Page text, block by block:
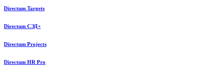
Directum Targets
Directum СЭД+
Directum Projects
Directum HR Pro